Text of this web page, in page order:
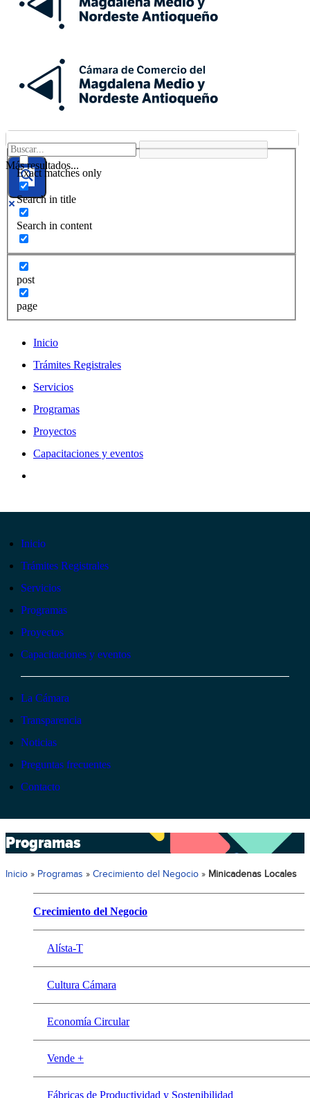
Más resultados...
Exact matches only
Search in title
Search in content
post
page
Inicio
Trámites Registrales
Servicios
Programas
Proyectos
Capacitaciones y eventos
Inicio
Trámites Registrales
Servicios
Programas
Proyectos
Capacitaciones y eventos
La Cámara
Transparencia
Noticias
Preguntas frecuentes
Contacto
Programas
Inicio » Programas » Crecimiento del Negocio » Minicadenas Locales
Crecimiento del Negocio
Alísta-T
Cultura Cámara
Economía Circular
Vende +
Fábricas de Productividad y Sostenibilidad